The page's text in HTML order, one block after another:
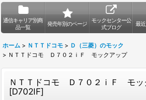
通信キャリア別商
品一覧
発売年別のページ
モックセンター公
式ブログ
最
ホーム > ＮＴＴドコモ > Ｄ（三菱）のモック
> ＮＴＴドコモ Ｄ７０２ｉＦ モックアップ
ＮＴＴドコモ Ｄ７０２ｉＦ モッ
[D702IF]